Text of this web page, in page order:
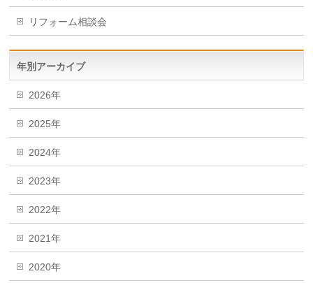
リフォーム相談会
年別アーカイブ
2026年
2025年
2024年
2023年
2022年
2021年
2020年